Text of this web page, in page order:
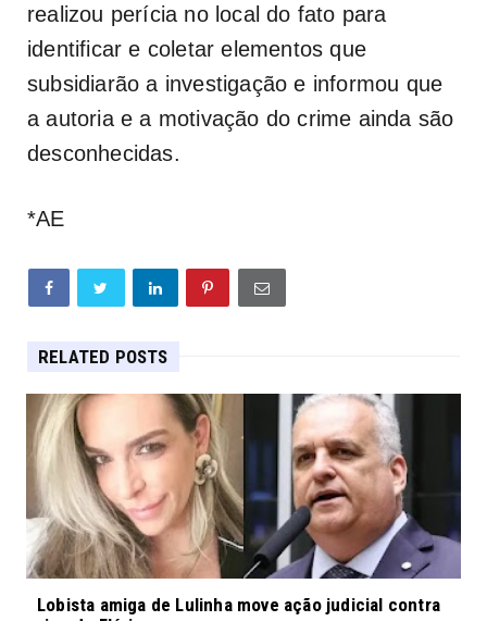
realizou perícia no local do fato para
identificar e coletar elementos que
subsidiarão a investigação e informou que
a autoria e a motivação do crime ainda são
desconhecidas.
*AE
RELATED POSTS
Lobista amiga de Lulinha move ação judicial contra